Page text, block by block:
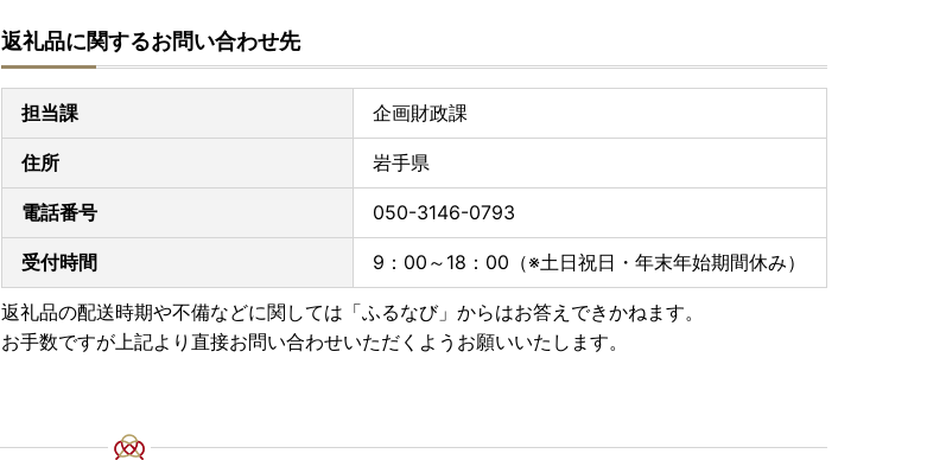
返礼品に関するお問い合わせ先
担当課 企画財政課
住所 岩手県
電話番号 050-3146-0793
受付時間 9：00～18：00（※土日祝日・年末年始期間休み）
返礼品の配送時期や不備などに関しては「ふるなび」からはお答えできかねます。
お手数ですが上記より直接お問い合わせいただくようお願いいたします。